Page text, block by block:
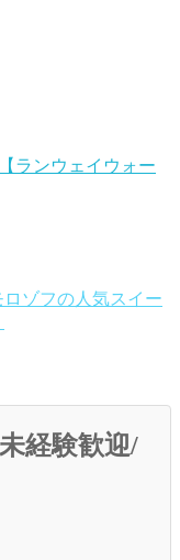
ゾフの人気スイー
経験歓迎/